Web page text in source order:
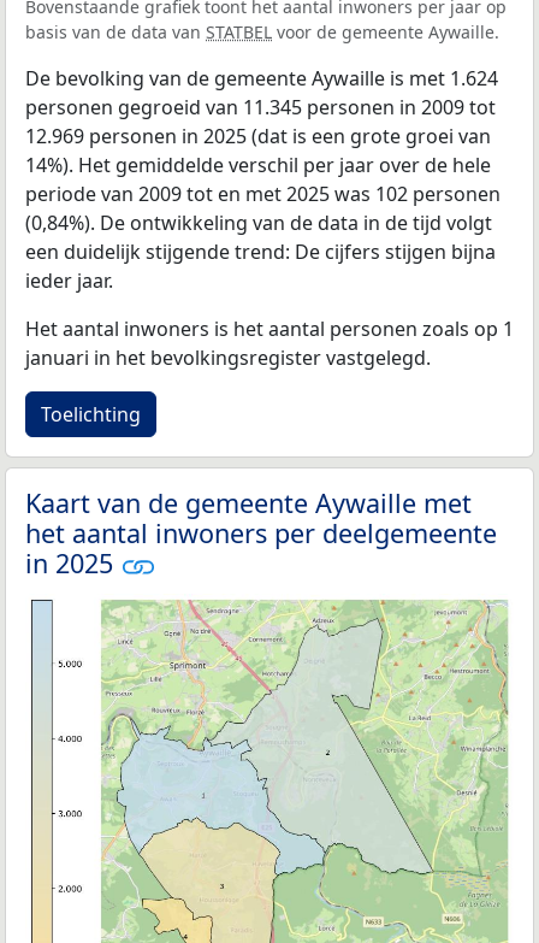
Bovenstaande grafiek toont het aantal inwoners per jaar op
basis van de data van STATBEL voor de gemeente Aywaille.
De bevolking van de gemeente Aywaille is met 1.624
personen gegroeid van 11.345 personen in 2009 tot
12.969 personen in 2025 (dat is een grote groei van
14%). Het gemiddelde verschil per jaar over de hele
periode van 2009 tot en met 2025 was 102 personen
(0,84%). De ontwikkeling van de data in de tijd volgt
een duidelijk stijgende trend: De cijfers stijgen bijna
ieder jaar.
Het aantal inwoners is het aantal personen zoals op 1
januari in het bevolkingsregister vastgelegd.
Toelichting
Kaart van de gemeente Aywaille met
het aantal inwoners per deelgemeente
in 2025